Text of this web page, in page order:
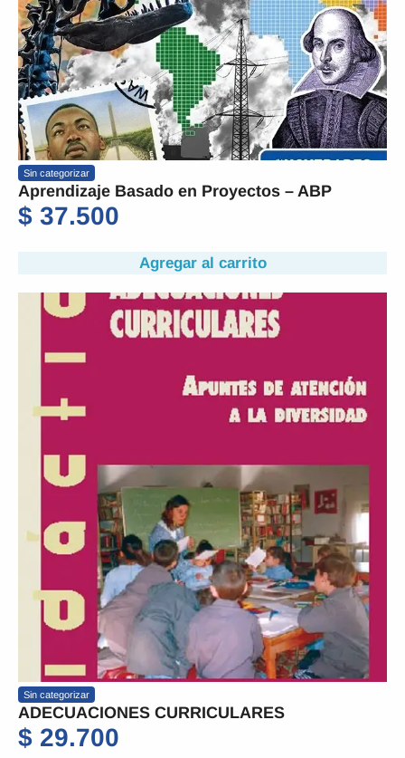
Sin categorizar
Aprendizaje Basado en Proyectos – ABP
$ 37.500
Agregar al carrito
Sin categorizar
ADECUACIONES CURRICULARES
$ 29.700